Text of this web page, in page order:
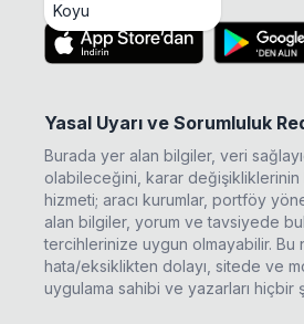
Koyu
Yasal Uyarı ve Sorumluluk
Burada yer alan bilgiler, veri
olabileceğini, karar değişikliklerinin
hizmeti; aracı kurumlar, portföy
alan bilgiler, yorum ve tavsiyede
tercihlerinize uygun olmayabilir. Bu
hata/eksiklikten dolayı, sitede ve
uygulama sahibi ve yazarları hiçbir